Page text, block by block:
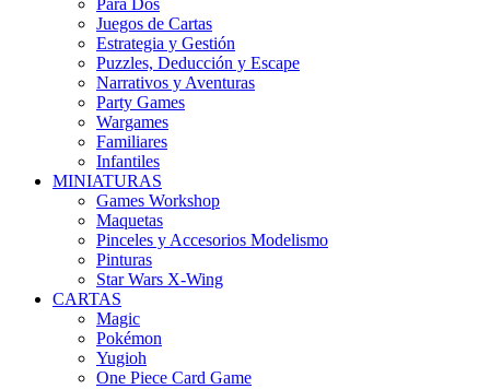
Para Dos
Juegos de Cartas
Estrategia y Gestión
Puzzles, Deducción y Escape
Narrativos y Aventuras
Party Games
Wargames
Familiares
Infantiles
MINIATURAS
Games Workshop
Maquetas
Pinceles y Accesorios Modelismo
Pinturas
Star Wars X-Wing
CARTAS
Magic
Pokémon
Yugioh
One Piece Card Game